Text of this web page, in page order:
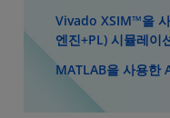
Vivado XSIM™을
엔진+PL) 시뮬레이
MATLAB을 사용한